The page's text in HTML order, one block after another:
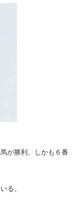
が勝利。しかも６番
る。